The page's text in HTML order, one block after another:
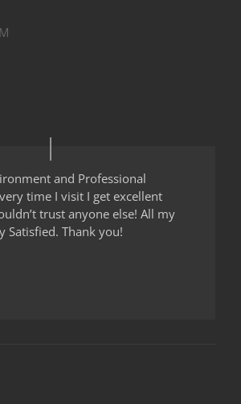
and Professional
time I visit I get excellent
trust anyone else! All my
Satisfied. Thank you!